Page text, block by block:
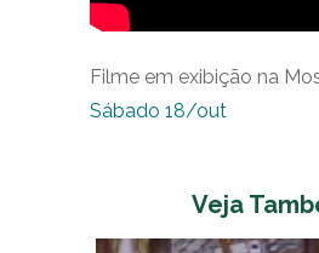
Filme em exibição na
Sábado 18/out
Veja